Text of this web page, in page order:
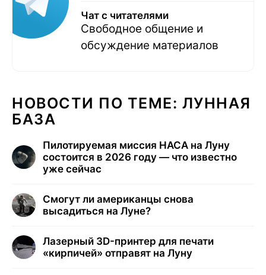
Чат с читателями
Свободное общение и
обсуждение материалов
НОВОСТИ ПО ТЕМЕ: ЛУННАЯ
БАЗА
Пилотируемая миссия НАСА на Луну
состоится в 2026 году — что известно
уже сейчас
Смогут ли американцы снова
высадиться на Луне?
Лазерный 3D-принтер для печати
«кирпичей» отправят на Луну